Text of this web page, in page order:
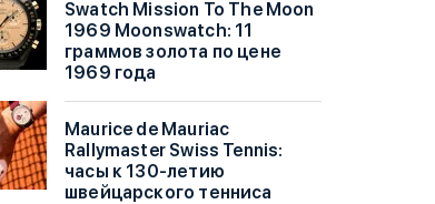
Swatch Mission To The Moon
1969 Moonswatch: 11
граммов золота по цене
1969 года
Maurice de Mauriac
Rallymaster Swiss Tennis:
часы к 130-летию
швейцарского тенниса